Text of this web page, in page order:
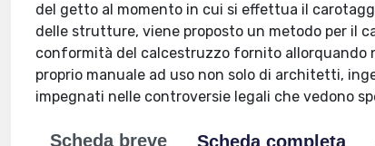
del getto al momento in cui si effettua il
delle strutture, viene proposto un metodo per il
conformità del calcestruzzo fornito allorquando
proprio manuale ad uso non solo di architetti,
impegnati nelle controversie legali che vedono
Scheda breve Scheda completa